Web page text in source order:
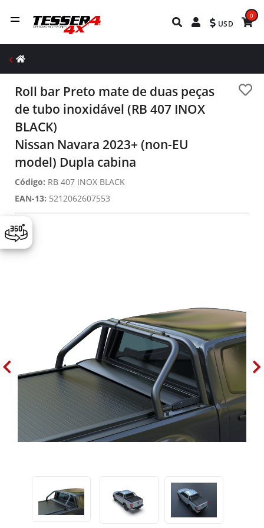
USD
0
Roll bar Preto mate de duas peças
de tubo inoxidável (RB 407 INOX
BLACK)
Nissan Navara 2023+ (non-EU
model) Dupla cabina
Código: RB 407 INOX BLACK
EAN-13: 5212062607553